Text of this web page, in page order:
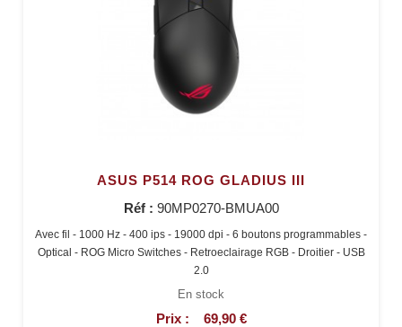
ASUS P514 ROG GLADIUS III
Réf : 90MP0270-BMUA00
Avec fil - 1000 Hz - 400 ips - 19000 dpi - 6 boutons programmables -
Optical - ROG Micro Switches - Retroeclairage RGB - Droitier - USB
2.0
En stock
Prix : 69,90 €